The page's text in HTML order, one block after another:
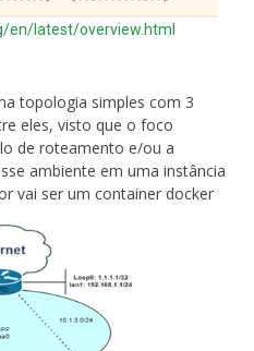
en/latest/overview.html
topologia simples com 3
eles, visto que o foco
de roteamento e/ou a
ambiente em uma instância
vai ser um container docker